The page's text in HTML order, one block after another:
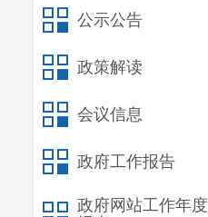
公示公告
政策解读
会议信息
政府工作报告
政府网站工作年度